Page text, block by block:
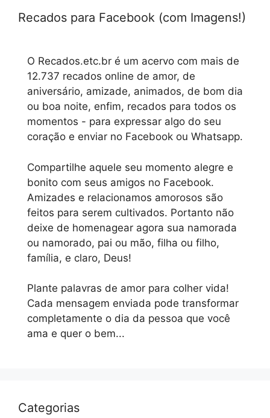
Recados para Facebook (com Imagens!)
O Recados.etc.br é um acervo com mais de
12.737 recados online de amor, de
aniversário, amizade, animados, de bom dia
ou boa noite, enfim, recados para todos os
momentos - para expressar algo do seu
coração e enviar no Facebook ou Whatsapp.
Compartilhe aquele seu momento alegre e
bonito com seus amigos no Facebook.
Amizades e relacionamos amorosos são
feitos para serem cultivados. Portanto não
deixe de homenagear agora sua namorada
ou namorado, pai ou mão, filha ou filho,
família, e claro, Deus!
Plante palavras de amor para colher vida!
Cada mensagem enviada pode transformar
completamente o dia da pessoa que você
ama e quer o bem...
Categorias